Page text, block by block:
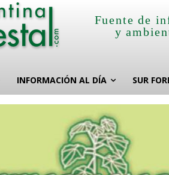
Fuente de
y
INFORMACIÓN AL DÍA SUR